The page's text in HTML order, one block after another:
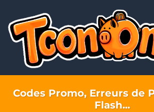
Codes Promo, Erreurs de
Flash...